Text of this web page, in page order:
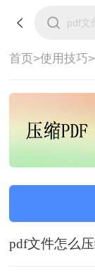
首页>使用技巧>